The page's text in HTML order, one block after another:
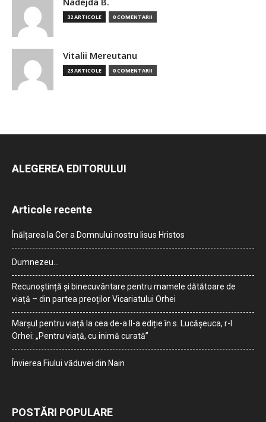
32 ARTICOLE 0 COMENTARII
Vitalii Mereutanu
23 ARTICOLE 0 COMENTARII
ALEGEREA EDITORULUI
Articole recente
Înălțarea la Cer a Domnului nostru Iisus Hristos
Dumnezeu…
Recunoștință și binecuvântare pentru mamele dătătoare de
viață – din partea preoților Vicariatului Orhei
Marșul pentru viață la cea de-a II-a ediție în s. Lucășeuca, r-l
Orhei: „Pentru viață, cu inimă curată”
Învierea Fiului văduvei din Nain
POSTĂRI POPULARE